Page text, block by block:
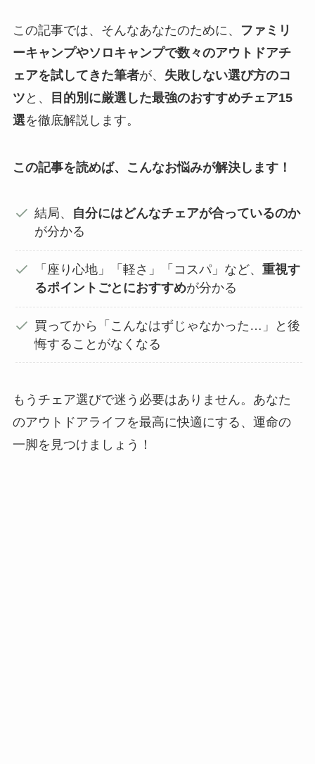
この記事では、そんなあなたのために、
ファミリ
ーキャンプやソロキャンプで数々のアウトドアチ
ェアを試してきた筆者が、 失敗しない選び方のコ
ツ と、
目的別に厳選した最強のおすすめチェア15
選を徹底解説します。
この記事を読めば、こんなお悩みが解決します！
結局、 自分にはどんなチェアが合っているのか
が分かる
「座り心地」「軽さ」「コスパ」など、重視す
るポイントごとにおすすめが分かる
買ってから「こんなはずじゃなかった…」と後
悔することがなくなる
もうチェア選びで迷う必要はありません。あなた
のアウトドアライフを最高に快適にする、運命の
一脚を見つけましょう！